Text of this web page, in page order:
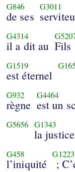
G846
de ses
G3011
G4314
il a dit au Fils
G1519
est éternel
G932
règne
G4464
est un
G5656 G1343
la justice
G458
l’iniquité
G1223
;